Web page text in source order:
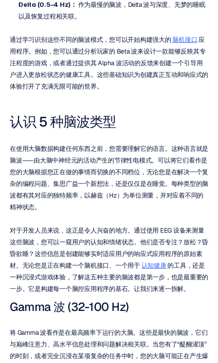
Delta (0.5–4 Hz)： 作为最慢的脑波，Delta 波与深度、无梦的睡眠
以及恢复过程相关联。
通过学习识别这些不同的脑波模式，您可以开始构建强大的 脑机接口 应
用程序。例如，您可以通过分析玩家的 Beta 波来设计一款能够反映其专
注程度的游戏，或者通过提供其 Alpha 波活动的反馈来创建一个引导用
户进入更放松状态的健康工具。这些基础知识为创建真正互动和响应式的
体验打开了充满无限可能的世界。
认识 5 种脑波类型
在使用大脑数据构建任何东西之前，您需要理解它的语言。这种语言就是
脑波——由大脑中神经元的活动产生的节律性电模式。可以将它们看作是
您的大脑根据您正在做的事情而切换的不同档位，无论您是在解决一个复
杂的编程问题、集思广益一个新想法，还是仅仅是在睡觉。每种类型的脑
波都有其对应的独特频率，以赫兹（Hz）为单位测量，并对应着不同的
精神状态。
对于开发人员来说，这正是令人兴奋的地方。通过使用 EEG 设备来测量
这些脑波，您可以一窥用户的认知和情绪状态。他们是否专注？放松？昏
昏欲睡？这些信息是创建能够实时适应用户的响应式应用程序的原始素
材。无论您是正在构建一个脑机接口、一个用于 认知健康 的工具，还是
一种沉浸式游戏体验，了解这五种主要的脑波都是第一步，也是最重要的
一步。它是构建每一个脑控应用程序的基石。让我们来逐一拆解。
Gamma 波 (32-100 Hz)
将 Gamma 波看作是在最高频率下运行的大脑。这些是最快的脑波，它们
与巅峰注意力、高水平信息处理和问题解决相关联。当您有了“醍醐灌顶”
的时刻，或者完全沉浸在某项复杂的任务中时，您的大脑可能正在产生爆